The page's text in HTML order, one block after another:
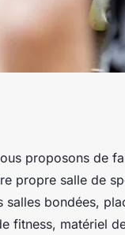
votre
proposons de
propre salle de
salles bondées,
fitness, matériel